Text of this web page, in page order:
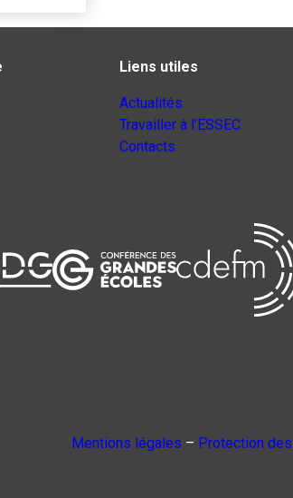
Liens utiles
Actualités
Travailler à l’ESSEC
Contacts
Mentions légales – Protection